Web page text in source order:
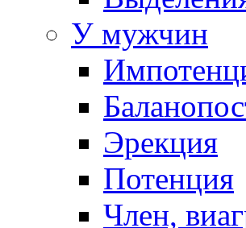
У мужчин
Эрекция
Потенция
Член,